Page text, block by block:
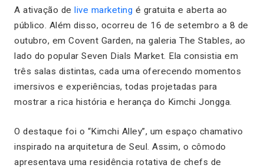
A ativação de live marketing é gratuita e aberta ao
público. Além disso, ocorreu de 16 de setembro a 8 de
outubro, em Covent Garden, na galeria The Stables, ao
lado do popular Seven Dials Market. Ela consistia em
três salas distintas, cada uma oferecendo momentos
imersivos e experiências, todas projetadas para
mostrar a rica história e herança do Kimchi Jongga.
O destaque foi o “Kimchi Alley”, um espaço chamativo
inspirado na arquitetura de Seul. Assim, o cômodo
apresentava uma residência rotativa de chefs de